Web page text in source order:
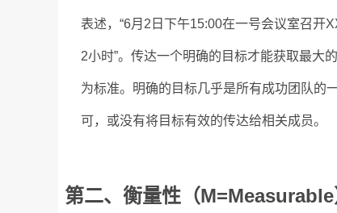
表述，“6月2日下午15:00在一号会议室召开
2小时”。传达一个明确的目标才能获取最大
为标准。明确的目标几乎是所有成功团队的
可，或没有将目标有效的传达给相关成员。
第二、衡量性（M=Measurable